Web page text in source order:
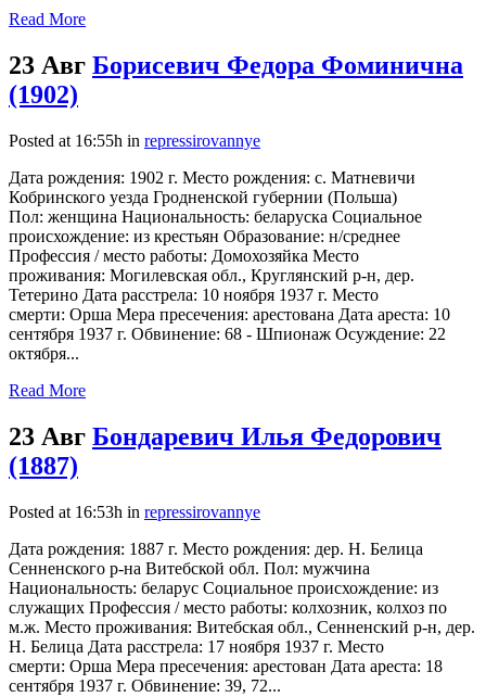
Read More
23 Авг Борисевич Федора Фоминична
(1902)
Posted at 16:55h in repressirovannye
Дата рождения: 1902 г. Место рождения: с. Матневичи
Кобринского уезда Гродненской губернии (Польша)
Пол: женщина Национальность: беларуска Социальное
происхождение: из крестьян Образование: н/среднее
Профессия / место работы: Домохозяйка Место
проживания: Могилевская обл., Круглянский р-н, дер.
Тетерино Дата расстрела: 10 ноября 1937 г. Место
смерти: Орша Мера пресечения: арестована Дата ареста: 10
сентября 1937 г. Обвинение: 68 - Шпионаж Осуждение: 22
октября...
Read More
23 Авг Бондаревич Илья Федорович
(1887)
Posted at 16:53h in repressirovannye
Дата рождения: 1887 г. Место рождения: дер. Н. Белица
Сенненского р-на Витебской обл. Пол: мужчина
Национальность: беларус Социальное происхождение: из
служащих Профессия / место работы: колхозник, колхоз по
м.ж. Место проживания: Витебская обл., Сенненский р-н, дер.
Н. Белица Дата расстрела: 17 ноября 1937 г. Место
смерти: Орша Мера пресечения: арестован Дата ареста: 18
сентября 1937 г. Обвинение: 39, 72...